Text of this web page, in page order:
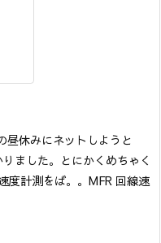
昼休みにネットしようと
ました。とにかくめちゃく
度計測をば。。 MFR 回線速